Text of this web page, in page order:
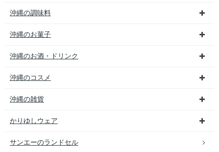
沖縄の調味料
沖縄のお菓子
沖縄のお酒・ドリンク
沖縄のコスメ
沖縄の雑貨
かりゆしウェア
サンエーのランドセル